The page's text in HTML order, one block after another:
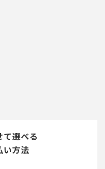
て選べる
い方法